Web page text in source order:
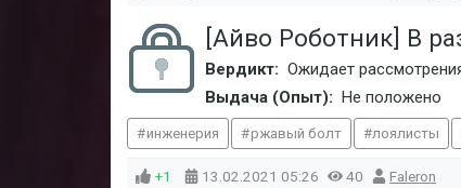
[Айво Роботник] В
Вердикт: Ожидает
Выдача (Опыт): Не положено
инженерия ржавый болт лоялисты
+1 13.02.2021 05:26 40 Faleron